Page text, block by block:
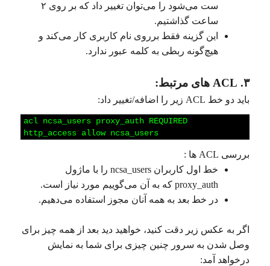
ست می‌شود را می‌توان تغییر داد که بر روی ۲
ساعت گذاشتیم.
این گزینه فقط برروی نام کاربری کار می‌کند و
هیچ‌گونه ربطی به کلمه عبور ندارد.
۳. ACL های مرتبط:
باید دو خط ACL زیر را اضافه/تغییر داد:
acl ncsa_users proxy_auth REQUIRED
http_access allow ncsa_users
بررسی ACL ها :
خط اول کاربران ncsa_users را با ماژول
proxy_auth که به آن می‌گوییم مورد نیاز است.
در خط بعد به همه آنان مجوز استفاده می‌دهیم.
اگر به عکس زیر دقت کنید، خواهید دید بعد از همه چیز برای
وصل شدن به سرور چنین چیزی برای شما به نمایش
درخواهد آمد: